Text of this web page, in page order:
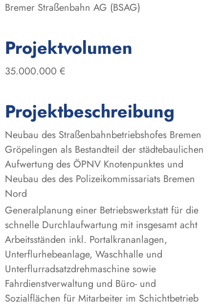
Bremer Straßenbahn AG (BSAG)
Projektvolumen
35.000.000 €
Projektbeschreibung
Neubau des Straßenbahnbetriebshofes Bremen
Gröpelingen als Bestandteil der städtebaulichen
Aufwertung des ÖPNV Knotenpunktes und
Neubau des des Polizeikommissariats Bremen
Nord
Generalplanung einer Betriebswerkstatt für die
schnelle Durchlaufwartung mit insgesamt acht
Arbeitsständen inkl. Portalkrananlagen,
Unterflurhebeanlage, Waschhalle und
Unterflurradsatzdrehmaschine sowie
Fahrdienstverwaltung und Büro- und
Sozialflächen für Mitarbeiter im Schichtbetrieb